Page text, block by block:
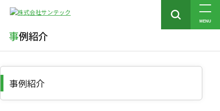
MENU
トップ 事例紹介
事例紹介
事例紹介